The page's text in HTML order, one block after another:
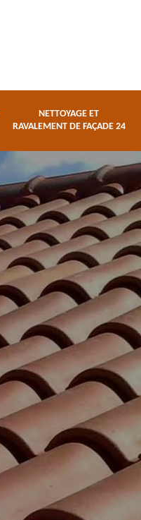
NETTOYAGE ET
RAVALEMENT DE FAÇADE 24
Urgence fuite de
toiture 24